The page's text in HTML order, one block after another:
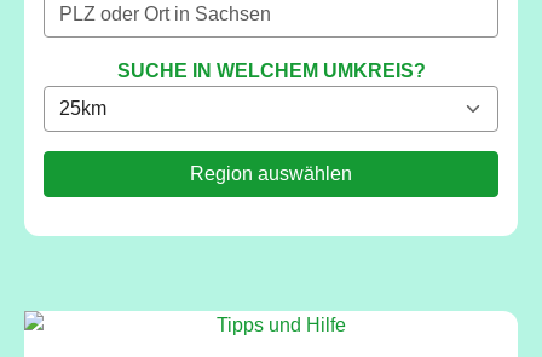
SUCHE IN WELCHEM UMKREIS?
Region auswählen